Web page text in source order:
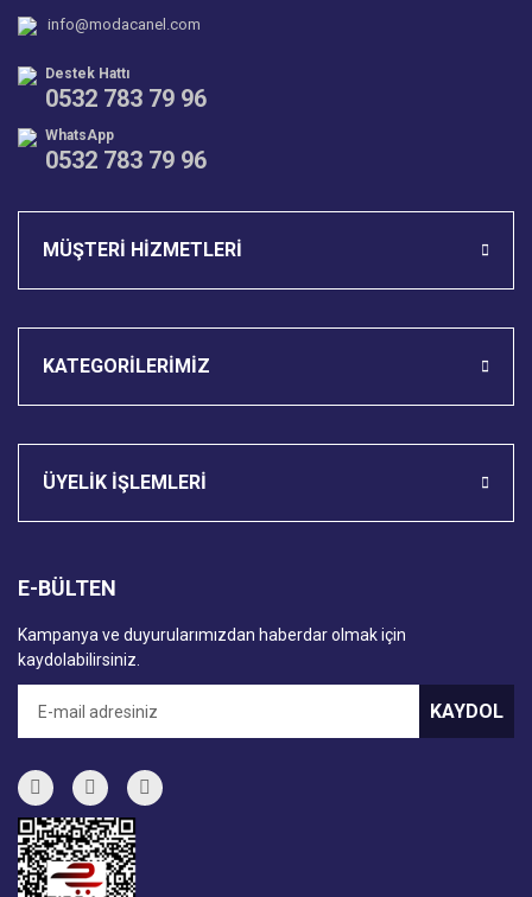
Bu ürüne benzer farklı alternatifler olmalı.
info@modacanel.com
Destek Hattı
0532 783 79 96
WhatsApp
0532 783 79 96
MÜŞTERİ HİZMETLERİ
KATEGORİLERİMİZ
ÜYELİK İŞLEMLERİ
E-BÜLTEN
Kampanya ve duyurularımızdan haberdar olmak için
kaydolabilirsiniz.
KAYDOL